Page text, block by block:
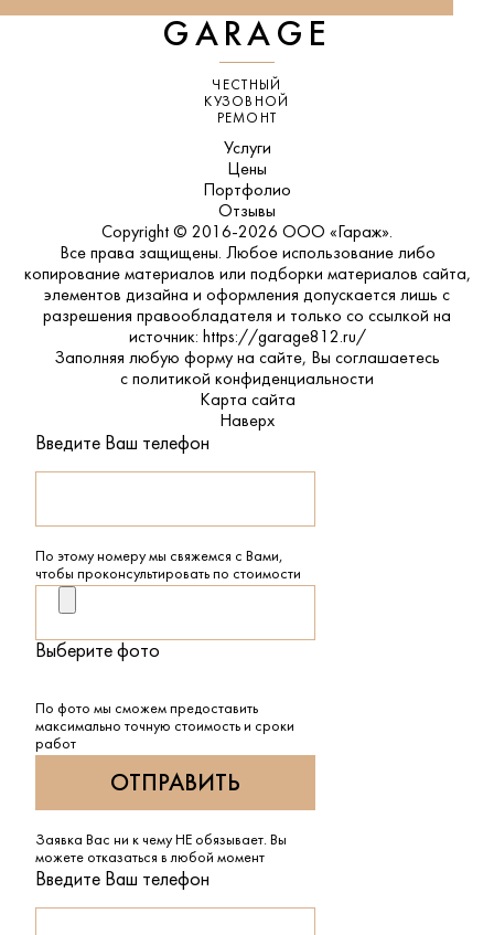
GARAGE
ЧЕСТНЫЙ
КУЗОВНОЙ
РЕМОНТ
Услуги
Цены
Портфолио
Отзывы
Copyright © 2016-2026 ООО «Гараж».
Все права защищены. Любое использование либо
копирование материалов или подборки материалов сайта,
элементов дизайна и оформления допускается лишь с
разрешения правообладателя и только со ссылкой на
источник: https://garage812.ru/
Заполняя любую форму на сайте, Вы соглашаетесь
с политикой конфиденциальности
Карта сайта
Наверх
Введите Ваш телефон
По этому номеру мы свяжемся с Вами,
чтобы проконсультировать по стоимости
Выберите фото
По фото мы сможем предоставить
максимально точную стоимость и сроки
работ
Заявка Вас ни к чему НЕ обязывает. Вы
можете отказаться в любой момент
Введите Ваш телефон